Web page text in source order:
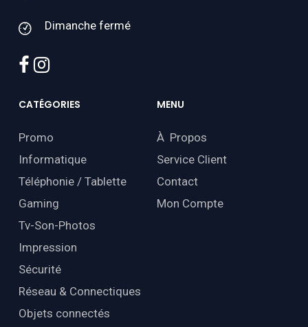
Dimanche fermé
facebook
instagram
CATÉGORIES
Promo
Informatique
Téléphonie / Tablette
Gaming
Tv-Son-Photos
Impression
Sécurité
Réseau & Connectiques
Objets connectés
MENU
À Propos
Service Client
Contact
Mon Compte